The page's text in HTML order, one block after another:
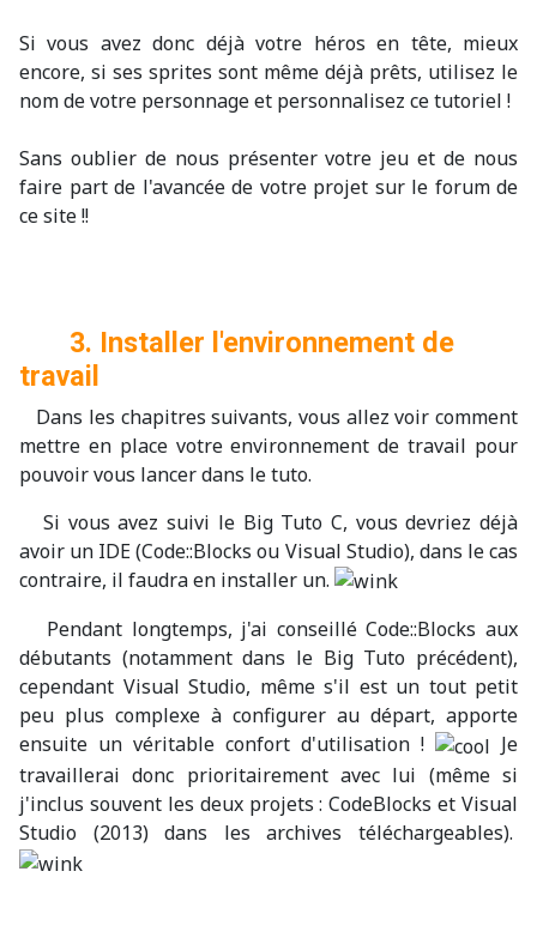
Si vous avez donc déjà votre héros en tête, mieux
encore, si ses sprites sont même déjà prêts, utilisez le
nom de votre personnage et personnalisez ce tutoriel !
Sans oublier de nous présenter votre jeu et de nous
faire part de l'avancée de votre projet sur le forum de
ce site !!
3. Installer l'environnement de
travail
Dans les chapitres suivants, vous allez voir comment
mettre en place votre environnement de travail pour
pouvoir vous lancer dans le tuto.
Si vous avez suivi le Big Tuto C, vous devriez déjà
avoir un IDE (Code::Blocks ou Visual Studio), dans le cas
contraire, il faudra en installer un.
Pendant longtemps, j'ai conseillé Code::Blocks aux
débutants (notamment dans le Big Tuto précédent),
cependant Visual Studio, même s'il est un tout petit
peu plus complexe à configurer au départ, apporte
ensuite un véritable confort d'utilisation !
Je
travaillerai donc prioritairement avec lui (même si
j'inclus souvent les deux projets : CodeBlocks et Visual
Studio (2013) dans les archives téléchargeables).